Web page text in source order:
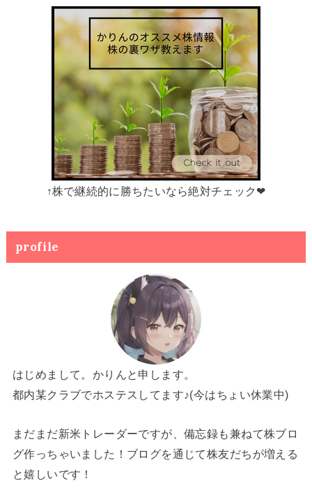
↑株で継続的に勝ちたいなら絶対チェック❤
profile
はじめまして。かりんと申します。
都内某クラブでホステスしてます♪(今はちょい休業中)
まだまだ新米トレーダーですが、備忘録も兼ねて株ブロ
グ作っちゃいました！ブログを通じて株友だちが増える
と嬉しいです！